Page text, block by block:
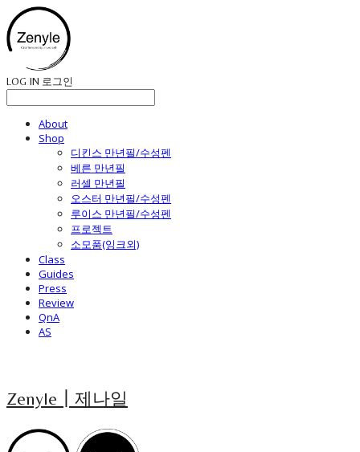
LOG IN 로그인
About
Shop
디킨스 만년필/수성펜
베른 만년필
러셀 만년필
오스터 만년필/수성펜
루이스 만년필/수성펜
프로젝트
소모품(잉크외)
Class
Guides
Press
Review
QnA
AS
Zenyle┃제나일